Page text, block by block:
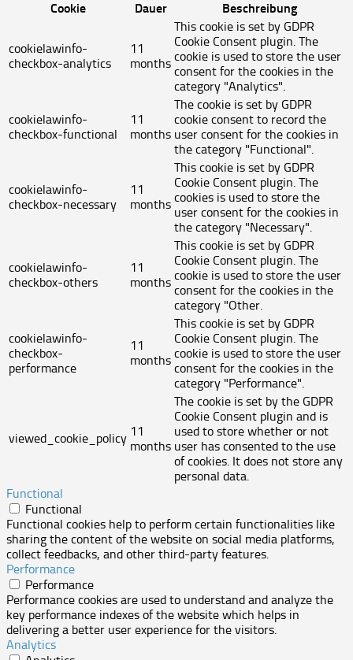
Cookie
Dauer Beschreibung
cookielawinfo-
checkbox-analytics
11
months
This cookie is set by GDPR
Cookie Consent plugin. The
cookie is used to store the user
consent for the cookies in the
category "Analytics".
cookielawinfo-
checkbox-functional
11
months
The cookie is set by GDPR
cookie consent to record the
user consent for the cookies in
the category "Functional".
cookielawinfo-
checkbox-necessary
11
months
This cookie is set by GDPR
Cookie Consent plugin. The
cookies is used to store the
user consent for the cookies in
the category "Necessary".
cookielawinfo-
checkbox-others
11
months
This cookie is set by GDPR
Cookie Consent plugin. The
cookie is used to store the user
consent for the cookies in the
category "Other.
cookielawinfo-
checkbox-
performance
11
months
This cookie is set by GDPR
Cookie Consent plugin. The
cookie is used to store the user
consent for the cookies in the
category "Performance".
viewed_cookie_policy 11
months
The cookie is set by the GDPR
Cookie Consent plugin and is
used to store whether or not
user has consented to the use
of cookies. It does not store any
personal data.
Functional
Functional
Functional cookies help to perform certain functionalities like
sharing the content of the website on social media platforms,
collect feedbacks, and other third-party features.
Performance
Performance
Performance cookies are used to understand and analyze the
key performance indexes of the website which helps in
delivering a better user experience for the visitors.
Analytics